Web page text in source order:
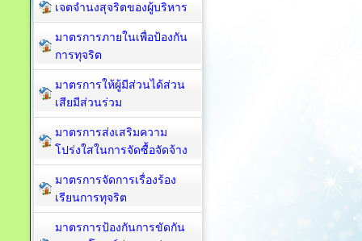
เจตจำนงสุจริตของผู้บริหาร
มาตรการภายในเพื่อป้องกัน
การทุจริต​
มาตรการให้ผู้มีส่วนได้ส่วน
เสียมีส่วนร่วม
มาตรการส่งเสริมความ
โปร่งใสในการจัดซื้อจัดจ้าง
มาตรการจัดการเรื่องร้อง
เรียนการทุจริต
มาตรการป้องกันการขัดกัน